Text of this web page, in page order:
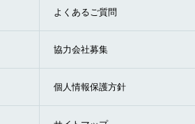
よくあるご質問
協力会社募集
個人情報保護方針